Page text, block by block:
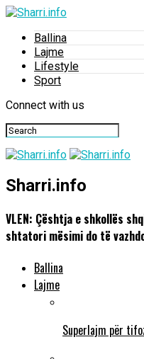
Ballina
Lajme
Lifestyle
Sport
Connect with us
Sharri.info
VLEN: Çështja e shkollës
shtatori mësimi do të
Ballina
Lajme
Superlajm për